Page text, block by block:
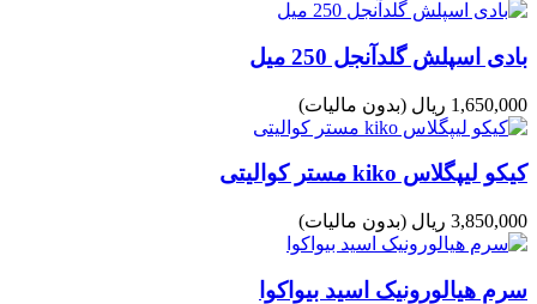
بادی اسپلش گلدآنجل 250 میل
1,650,000 ریال (بدون مالیات)
کیکو لیپگلاس kiko مستر کوالیتی
3,850,000 ریال (بدون مالیات)
سرم هیالورونیک اسید بیواکوا